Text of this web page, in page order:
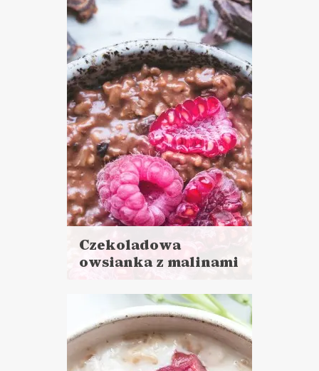
do 30 minut
CIASTA I DESERY
LUNCHE DO PRACY
ŚNIADANIA
POWRÓT DO SZKOŁY ?
VEGANUARY ?
Czekoladowa
owsianka z malinami
Czas przygotowania: 10 minut
CIASTA I DESERY
ŚNIADANIA
POWRÓT DO SZKOŁY ?
ZIMOWE LUNCHE DO
PRACY ❄️